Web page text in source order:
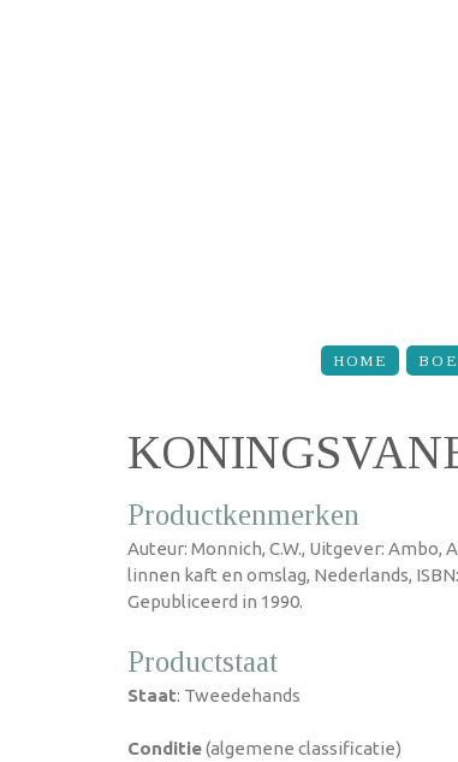
HOME
Productkenmerken
Auteur: Monnich, C.W., Uitgever: Ambo,
linnen kaft en omslag, Nederlands,
Gepubliceerd in 1990.
Productstaat
Staat: Tweedehands
Conditie(algemene classificatie)